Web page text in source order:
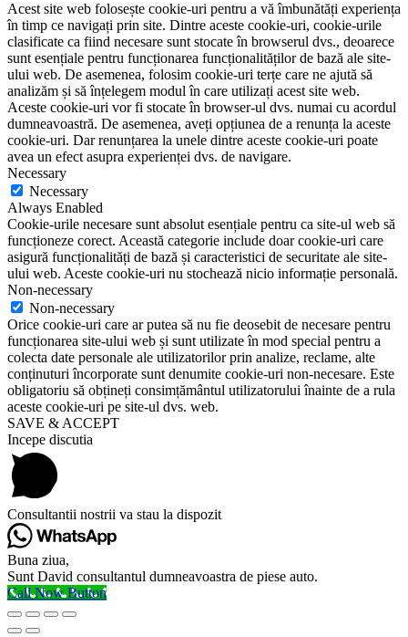
Acest site web folosește cookie-uri pentru a vă îmbunătăți experiența
în timp ce navigați prin site. Dintre aceste cookie-uri, cookie-urile
clasificate ca fiind necesare sunt stocate în browserul dvs., deoarece
sunt esențiale pentru funcționarea funcționalităților de bază ale site-
ului web. De asemenea, folosim cookie-uri terțe care ne ajută să
analizăm și să înțelegem modul în care utilizați acest site web.
Aceste cookie-uri vor fi stocate în browser-ul dvs. numai cu acordul
dumneavoastră. De asemenea, aveți opțiunea de a renunța la aceste
cookie-uri. Dar renunțarea la unele dintre aceste cookie-uri poate
avea un efect asupra experienței dvs. de navigare.
Necessary
Necessary
Always Enabled
Cookie-urile necesare sunt absolut esențiale pentru ca site-ul web să
funcționeze corect. Această categorie include doar cookie-uri care
asigură funcționalități de bază și caracteristici de securitate ale site-
ului web. Aceste cookie-uri nu stochează nicio informație personală.
Non-necessary
Non-necessary
Orice cookie-uri care ar putea să nu fie deosebit de necesare pentru
funcționarea site-ului web și sunt utilizate în mod special pentru a
colecta date personale ale utilizatorilor prin analize, reclame, alte
conținuturi încorporate sunt denumite cookie-uri non-necesare. Este
obligatoriu să obțineți consimțământul utilizatorului înainte de a rula
aceste cookie-uri pe site-ul dvs. web.
SAVE & ACCEPT
Incepe discutia
Consultantii nostrii va stau la dispozit
Buna ziua,
Sunt David consultantul dumneavoastra de piese auto.
Call Now Button